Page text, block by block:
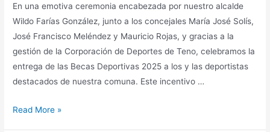
En una emotiva ceremonia encabezada por nuestro alcalde
Wildo Farías González, junto a los concejales María José Solís,
José Francisco Meléndez y Mauricio Rojas, y gracias a la
gestión de la Corporación de Deportes de Teno, celebramos la
entrega de las Becas Deportivas 2025 a los y las deportistas
destacados de nuestra comuna. Este incentivo …
Read More »